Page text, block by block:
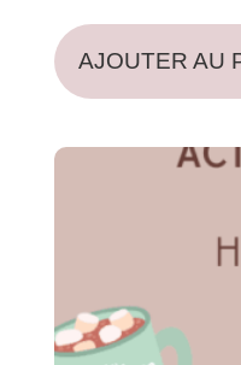
AJOUTER AU